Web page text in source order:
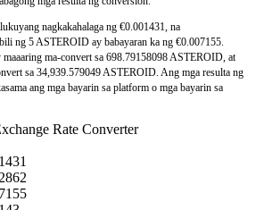
nagkakahalaga ng €0.001431, na
ng 5 ASTEROID ay babayaran ka ng €0.007155.
ma-convert sa 698.79158098 ASTEROID, at
sa 34,939.579049 ASTEROID. Ang mga resulta ng
ang mga bayarin sa platform o mga bayarin sa
Rate Converter